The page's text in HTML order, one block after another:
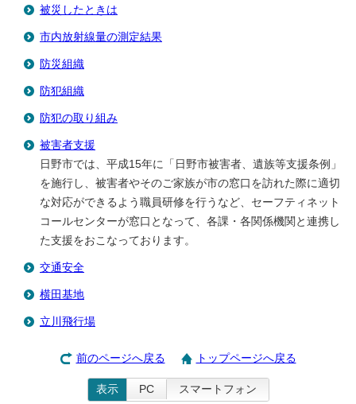
被災したときは
市内放射線量の測定結果
防災組織
防犯組織
防犯の取り組み
被害者支援
日野市では、平成15年に「日野市被害者、遺族等支援条例」
を施行し、被害者やそのご家族が市の窓口を訪れた際に適切
な対応ができるよう職員研修を行うなど、セーフティネット
コールセンターが窓口となって、各課・各関係機関と連携し
た支援をおこなっております。
交通安全
横田基地
立川飛行場
前のページへ戻る トップページへ戻る
表示 PC スマートフォン